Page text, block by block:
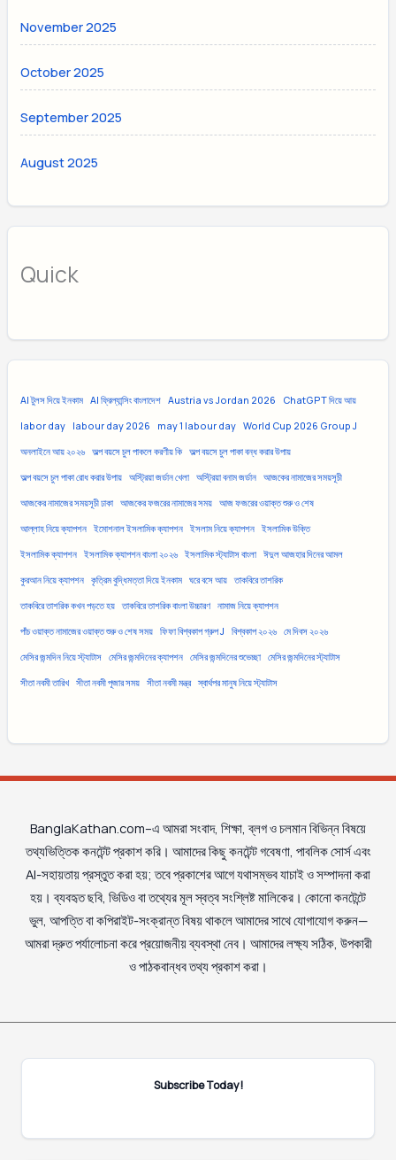
November 2025
October 2025
September 2025
August 2025
Quick
AI টুলস দিয়ে ইনকাম AI ফ্রিল্যান্সিং বাংলাদেশ Austria vs Jordan 2026 ChatGPT দিয়ে আয়
labor day labour day 2026 may 1 labour day World Cup 2026 Group J
অনলাইনে আয় ২০২৬ অল্প বয়সে চুল পাকলে করণীয় কি অল্প বয়সে চুল পাকা বন্ধ করার উপায়
অল্প বয়সে চুল পাকা রোধ করার উপায় অস্ট্রিয়া জর্ডান খেলা অস্ট্রিয়া বনাম জর্ডান আজকের নামাজের সময়সূচী
আজকের নামাজের সময়সূচী ঢাকা আজকের ফজরের নামাজের সময় আজ ফজরের ওয়াক্ত শুরু ও শেষ
আল্লাহ নিয়ে ক্যাপশন ইমোশনাল ইসলামিক ক্যাপশন ইসলাম নিয়ে ক্যাপশন ইসলামিক উক্তি
ইসলামিক ক্যাপশন ইসলামিক ক্যাপশন বাংলা ২০২৬ ইসলামিক স্ট্যাটাস বাংলা ঈদুল আজহার দিনের আমল
কুরআন নিয়ে ক্যাপশন কৃত্রিম বুদ্ধিমত্তা দিয়ে ইনকাম ঘরে বসে আয় তাকবিরে তাশরিক
তাকবিরে তাশরিক কখন পড়তে হয় তাকবিরে তাশরিক বাংলা উচ্চারণ নামাজ নিয়ে ক্যাপশন
পাঁচ ওয়াক্ত নামাজের ওয়াক্ত শুরু ও শেষ সময় ফিফা বিশ্বকাপ গ্রুপ J বিশ্বকাপ ২০২৬ মে দিবস ২০২৬
মেসির জন্মদিন নিয়ে স্ট্যাটাস মেসির জন্মদিনের ক্যাপশন মেসির জন্মদিনের শুভেচ্ছা মেসির জন্মদিনের স্ট্যাটাস
সীতা নবমী তারিখ সীতা নবমী পূজার সময় সীতা নবমী মন্ত্র স্বার্থপর মানুষ নিয়ে স্ট্যাটাস
BanglaKathan.com–এ আমরা সংবাদ, শিক্ষা, ব্লগ ও চলমান বিভিন্ন বিষয়ে
তথ্যভিত্তিক কনটেন্ট প্রকাশ করি। আমাদের কিছু কনটেন্ট গবেষণা, পাবলিক সোর্স এবং
AI-সহায়তায় প্রস্তুত করা হয়; তবে প্রকাশের আগে যথাসম্ভব যাচাই ও সম্পাদনা করা
হয়। ব্যবহৃত ছবি, ভিডিও বা তথ্যের মূল স্বত্ব সংশ্লিষ্ট মালিকের। কোনো কনটেন্টে
ভুল, আপত্তি বা কপিরাইট-সংক্রান্ত বিষয় থাকলে আমাদের সাথে যোগাযোগ করুন—
আমরা দ্রুত পর্যালোচনা করে প্রয়োজনীয় ব্যবস্থা নেব। আমাদের লক্ষ্য সঠিক, উপকারী
ও পাঠকবান্ধব তথ্য প্রকাশ করা।
Subscribe Today!